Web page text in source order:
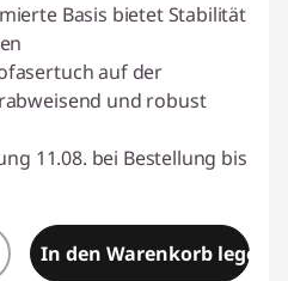
Basis bietet Stabilität
auf der
und robust
11.08. bei Bestellung bis
In den Warenkorb legen